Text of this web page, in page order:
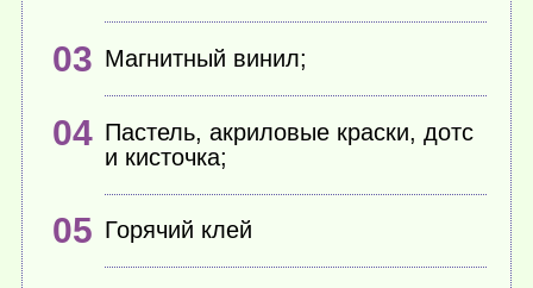
Магнитный винил;
Пастель, акриловые краски, дотс
и кисточка;
Горячий клей